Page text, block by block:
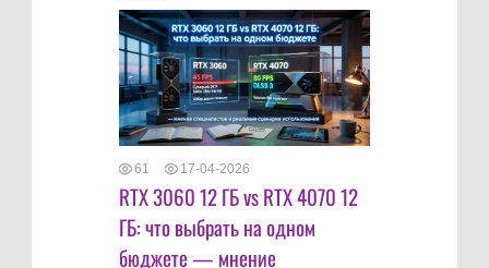
61 17-04-2026
RTX 3060 12 ГБ vs RTX 4070 12
ГБ: что выбрать на одном
бюджете — мнение